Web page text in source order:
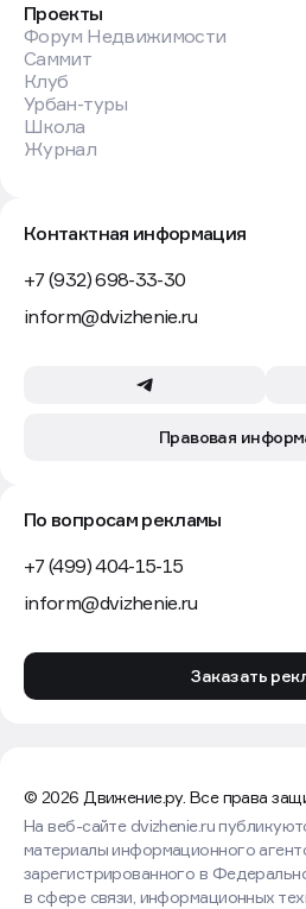
Проекты
Форум Недвижимости
Саммит
Клуб
Урбан-туры
Школа
Журнал
Контактная информация
+7 (932) 698-33-30
inform@dvizhenie.ru
Правовая
По вопросам рекламы
+7 (499) 404-15-15
inform@dvizhenie.ru
Заказать
© 2026 Движение.ру. Все права
На веб-сайте dvizhenie.ru
материалы информационного
зарегистрированного в
в сфере связи, информационных